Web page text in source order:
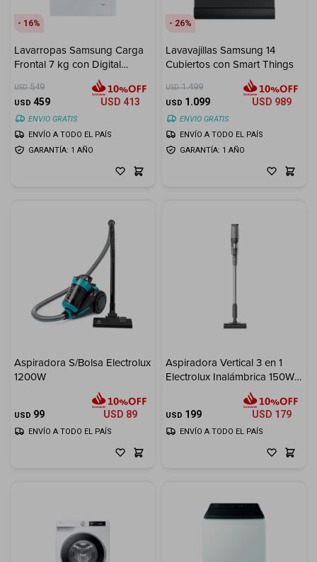
16
Lavarropas Samsung Carga
Frontal 7 kg con Digital
USD 549
USD 459 USD 413
ENVIO GRATIS
GARANTÍA: 1 AÑO
ENVÍO A TODO EL PAÍS
26
Lavavajillas Samsung 14
Cubiertos con Smart Things
USD 1.499
USD 1.099 USD 989
ENVIO GRATIS
GARANTÍA: 1 AÑO
ENVÍO A TODO EL PAÍS
Aspiradora S/Bolsa Electrolux
1200W
USD 99 USD 89
ENVÍO A TODO EL PAÍS
Aspiradora Vertical 3 en 1
Electrolux Inalámbrica 150W
USD 199 USD 179
ENVÍO A TODO EL PAÍS